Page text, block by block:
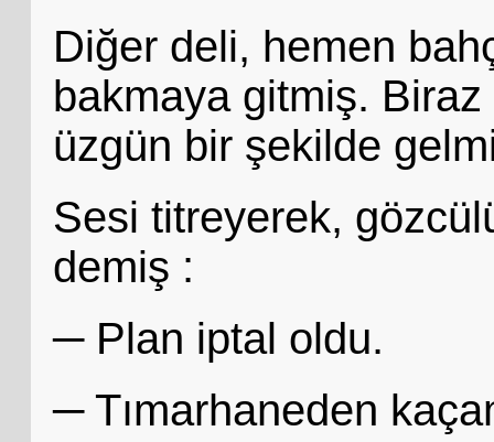
Diğer deli, hemen
bakmaya gitmiş.
üzgün bir şekilde
Sesi titreyerek,
demiş :
─ Plan iptal oldu.
─ Tımarhaneden